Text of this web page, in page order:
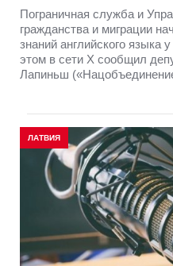
Пограничная служба и
гражданства и миграции
знаний английского
этом в сети Х сообщил
Лапиньш
ЛАТВИЯ